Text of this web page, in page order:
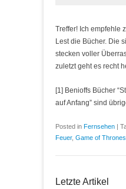
Treffer! Ich empfehle
Lest die Bücher. Die
stecken voller
zuletzt geht es recht
[1] Benioffs Bücher
auf Anfang” sind
Posted in Fernsehen |
Feuer, Game of Thrones
Letzte Artikel